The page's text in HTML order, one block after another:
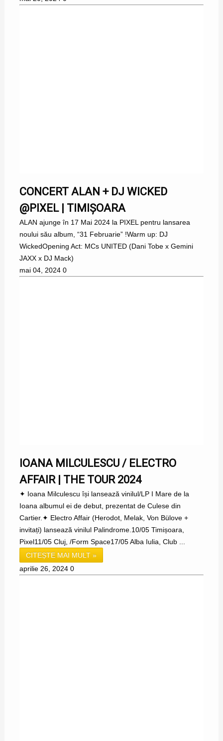
CONCERT ALAN + DJ WICKED
@PIXEL | TIMIȘOARA
ALAN ajunge în 17 Mai 2024 la PIXEL pentru lansarea
noului său album, “31 Februarie” !Warm up: DJ
WickedOpening Act: MCs UNITED (Dani Tobe x Gemini
JAXX x DJ Mack)
mai 04, 2024 0
IOANA MILCULESCU / ELECTRO
AFFAIR | THE TOUR 2024
✦ Ioana Milculescu își lansează vinilul/LP I Mare de la
Ioana albumul ei de debut, prezentat de Culese din
Cartier.✦ Electro Affair (Herodot, Melak, Von Bülove +
invitați) lansează vinilul Palindrome.10/05 Timișoara,
Pixel11/05 Cluj, /Form Space17/05 Alba Iulia, Club ...
CITEȘTE MAI MULT »
aprilie 26, 2024 0